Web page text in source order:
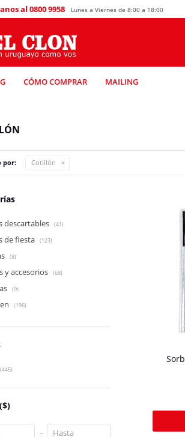
CÓMO COMPRAR MAILING
al 0800 9958 Lunes a Viernes de 8:00 a 18:00
por: Cotillón
descartables (41)
de fiesta (123)
(8)
y accesorios (68)
(9)
(196)
(445)
($)